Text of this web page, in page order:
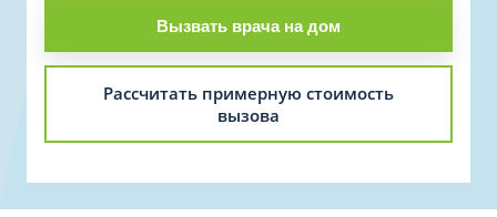
Вызвать врача на дом
Рассчитать примерную стоимость
вызова